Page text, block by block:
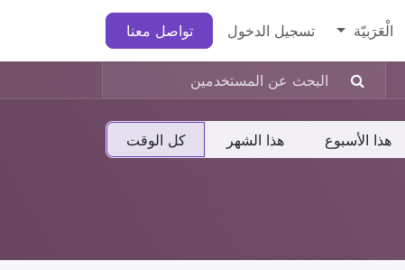
الْعَرَبيّة تسجيل الدخول تواصل معنا
هذا الأسبوع هذا الشهر كل الوقت